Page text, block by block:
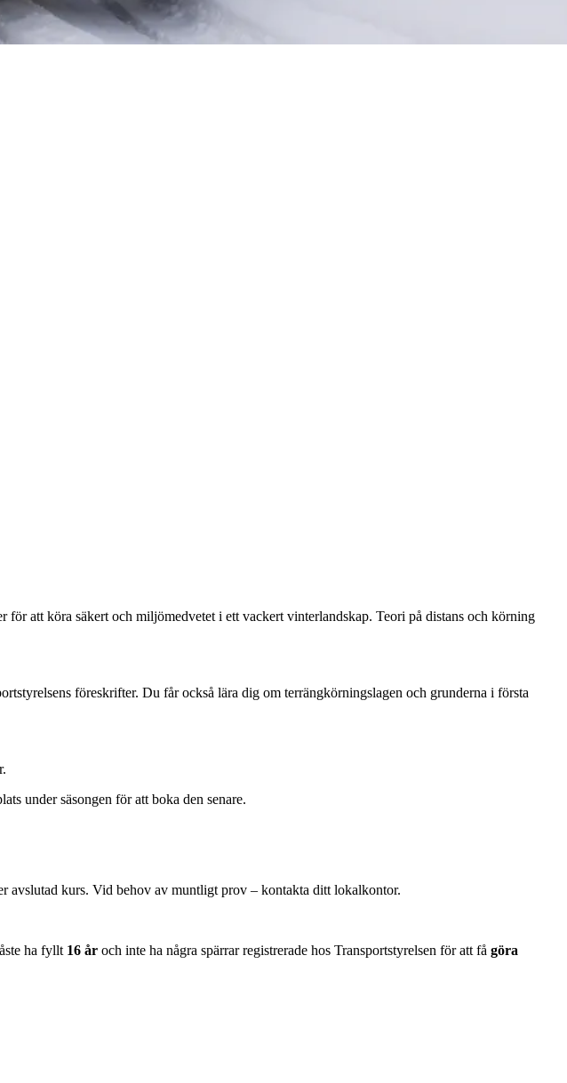
att köra säkert och miljömedvetet i ett vackert vinterlandskap. Teori på distans och körning
föreskrifter. Du får också lära dig om terrängkörningslagen och grunderna i första
under säsongen för att boka den senare.
kurs. Vid behov av muntligt prov – kontakta ditt lokalkontor.
ha fyllt 16 år och inte ha några spärrar registrerade hos Transportstyrelsen för att få göra